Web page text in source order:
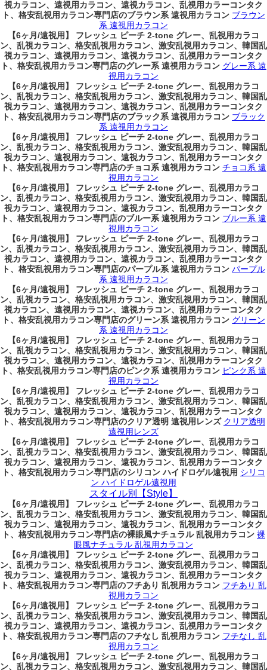
視カラコン、遠視用カラコン、遠視カラコン、乱視用カラーコンタク
ト、格安乱視用カラコン専門店のブラウン系 遠視用カラコン ブラウン
系 遠視用カラコン
【6ヶ月/遠視用】 フレッシュ ピーチ 2-tone グレー、乱視用カラコ
ン、乱視カラコン、格安乱視用カラコン、激安乱視用カラコン、韓国乱
視カラコン、遠視用カラコン、遠視カラコン、乱視用カラーコンタク
ト、格安乱視用カラコン専門店のグレー系 遠視用カラコン グレー系 遠
視用カラコン
【6ヶ月/遠視用】 フレッシュ ピーチ 2-tone グレー、乱視用カラコ
ン、乱視カラコン、格安乱視用カラコン、激安乱視用カラコン、韓国乱
視カラコン、遠視用カラコン、遠視カラコン、乱視用カラーコンタク
ト、格安乱視用カラコン専門店のブラック系 遠視用カラコン ブラック
系 遠視用カラコン
【6ヶ月/遠視用】 フレッシュ ピーチ 2-tone グレー、乱視用カラコ
ン、乱視カラコン、格安乱視用カラコン、激安乱視用カラコン、韓国乱
視カラコン、遠視用カラコン、遠視カラコン、乱視用カラーコンタク
ト、格安乱視用カラコン専門店のチョコ系 遠視用カラコン チョコ系 遠
視用カラコン
【6ヶ月/遠視用】 フレッシュ ピーチ 2-tone グレー、乱視用カラコ
ン、乱視カラコン、格安乱視用カラコン、激安乱視用カラコン、韓国乱
視カラコン、遠視用カラコン、遠視カラコン、乱視用カラーコンタク
ト、格安乱視用カラコン専門店のブルー系 遠視用カラコン ブルー系 遠
視用カラコン
【6ヶ月/遠視用】 フレッシュ ピーチ 2-tone グレー、乱視用カラコ
ン、乱視カラコン、格安乱視用カラコン、激安乱視用カラコン、韓国乱
視カラコン、遠視用カラコン、遠視カラコン、乱視用カラーコンタク
ト、格安乱視用カラコン専門店のパープル系 遠視用カラコン パープル
系 遠視用カラコン
【6ヶ月/遠視用】 フレッシュ ピーチ 2-tone グレー、乱視用カラコ
ン、乱視カラコン、格安乱視用カラコン、激安乱視用カラコン、韓国乱
視カラコン、遠視用カラコン、遠視カラコン、乱視用カラーコンタク
ト、格安乱視用カラコン専門店のグリーン系 遠視用カラコン グリーン
系 遠視用カラコン
【6ヶ月/遠視用】 フレッシュ ピーチ 2-tone グレー、乱視用カラコ
ン、乱視カラコン、格安乱視用カラコン、激安乱視用カラコン、韓国乱
視カラコン、遠視用カラコン、遠視カラコン、乱視用カラーコンタク
ト、格安乱視用カラコン専門店のピンク系 遠視用カラコン ピンク系 遠
視用カラコン
【6ヶ月/遠視用】 フレッシュ ピーチ 2-tone グレー、乱視用カラコ
ン、乱視カラコン、格安乱視用カラコン、激安乱視用カラコン、韓国乱
視カラコン、遠視用カラコン、遠視カラコン、乱視用カラーコンタク
ト、格安乱視用カラコン専門店のクリア透明 遠視用レンズ クリア透明
遠視用レンズ
【6ヶ月/遠視用】 フレッシュ ピーチ 2-tone グレー、乱視用カラコ
ン、乱視カラコン、格安乱視用カラコン、激安乱視用カラコン、韓国乱
視カラコン、遠視用カラコン、遠視カラコン、乱視用カラーコンタク
ト、格安乱視用カラコン専門店のシリコン ハイドロゲル遠視用 シリコ
ン ハイドロゲル遠視用
スタイル別【Style】
【6ヶ月/遠視用】 フレッシュ ピーチ 2-tone グレー、乱視用カラコ
ン、乱視カラコン、格安乱視用カラコン、激安乱視用カラコン、韓国乱
視カラコン、遠視用カラコン、遠視カラコン、乱視用カラーコンタク
ト、格安乱視用カラコン専門店の裸眼風ナチュラル 乱視用カラコン 裸
眼風ナチュラル 乱視用カラコン
【6ヶ月/遠視用】 フレッシュ ピーチ 2-tone グレー、乱視用カラコ
ン、乱視カラコン、格安乱視用カラコン、激安乱視用カラコン、韓国乱
視カラコン、遠視用カラコン、遠視カラコン、乱視用カラーコンタク
ト、格安乱視用カラコン専門店のフチあり 乱視用カラコン フチあり 乱
視用カラコン
【6ヶ月/遠視用】 フレッシュ ピーチ 2-tone グレー、乱視用カラコ
ン、乱視カラコン、格安乱視用カラコン、激安乱視用カラコン、韓国乱
視カラコン、遠視用カラコン、遠視カラコン、乱視用カラーコンタク
ト、格安乱視用カラコン専門店のフチなし 乱視用カラコン フチなし 乱
視用カラコン
【6ヶ月/遠視用】 フレッシュ ピーチ 2-tone グレー、乱視用カラコ
ン、乱視カラコン、格安乱視用カラコン、激安乱視用カラコン、韓国乱